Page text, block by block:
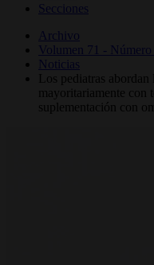
Secciones
Archivo
Volumen 71 -
Noticias
Los pediatras
mayoritariamente con
suplementación con